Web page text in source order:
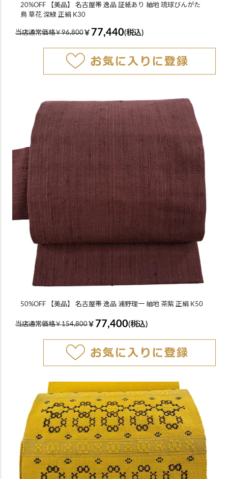
20%OFF 【美品】 名古屋帯 逸品 証紙あり 紬地 琉球びんがた
鳥 草花 深緑 正絹 K30
当店通常価格￥96,800￥ 77,440(税込)
50%OFF 【美品】 名古屋帯 逸品 浦野理一 紬地 茶紫 正絹 K50
当店通常価格￥154,800￥ 77,400(税込)